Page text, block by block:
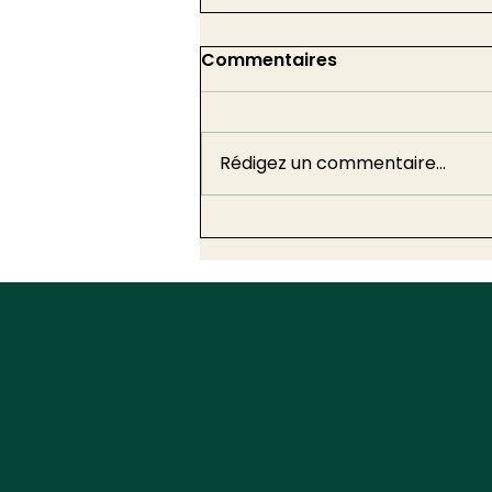
Deuxième méga-décret
de simplification : 30
mesures pour les
Commentaires
Rédigez un commentaire...